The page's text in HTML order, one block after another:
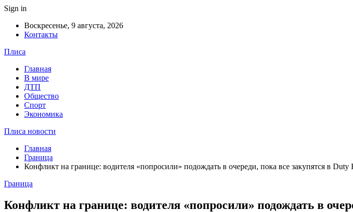
Sign in
Воскресенье, 9 августа, 2026
Контакты
Плиса
Главная
В мире
ДТП
Общество
Спорт
Экономика
Плиса новости
Главная
Граница
Конфликт на границе: водителя «попросили» подождать в очереди, пока все закупятся в Duty
Граница
Конфликт на границе: водителя «попросили» подождать в